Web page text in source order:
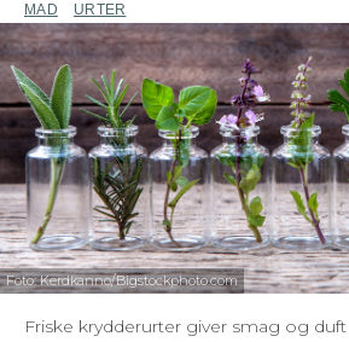
MAD
URTER
Foto: Kerdkanno/Bigstockphoto.com
Friske krydderurter giver smag og